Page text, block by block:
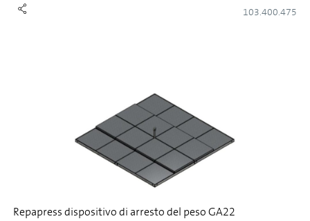
103.400.475
Repapress dispositivo di arresto del peso GA22